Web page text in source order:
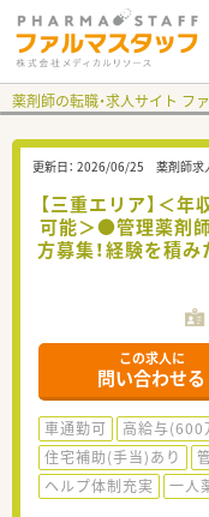
薬剤師の転職・求人サイト フ
更新日： 2026/06/25 薬剤師求
【三重エリア】＜
可能＞●管理薬剤
方募集！経験を積
この求人に
問い合わせる
車通勤可 高給与(600
住宅補助(手当)あり
ヘルプ体制充実
一人